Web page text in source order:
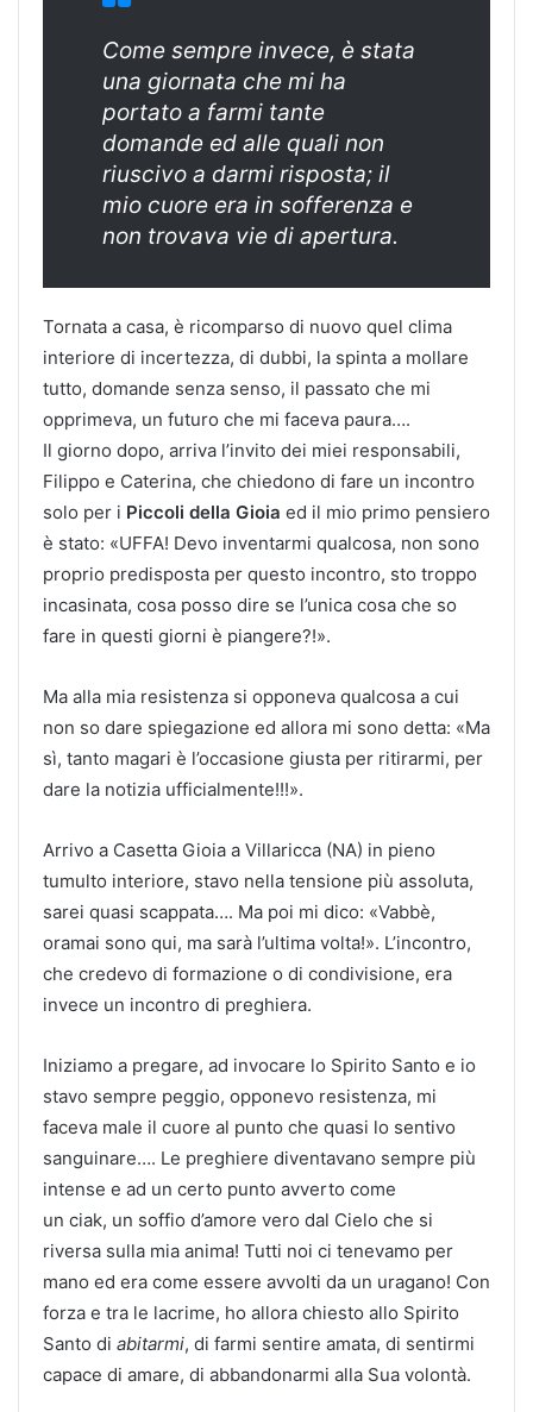
Come sempre invece, è stata
una giornata che mi ha
portato a farmi tante
domande ed alle quali non
riuscivo a darmi risposta; il
mio cuore era in sofferenza e
non trovava vie di apertura.
Tornata a casa, è ricomparso di nuovo quel clima
interiore di incertezza, di dubbi, la spinta a mollare
tutto, domande senza senso, il passato che mi
opprimeva, un futuro che mi faceva paura….
Il giorno dopo, arriva l’invito dei miei responsabili,
Filippo e Caterina, che chiedono di fare un incontro
solo per i Piccoli della Gioia ed il mio primo pensiero
è stato: «UFFA! Devo inventarmi qualcosa, non sono
proprio predisposta per questo incontro, sto troppo
incasinata, cosa posso dire se l’unica cosa che so
fare in questi giorni è piangere?!».
Ma alla mia resistenza si opponeva qualcosa a cui
non so dare spiegazione ed allora mi sono detta: «Ma
sì, tanto magari è l’occasione giusta per ritirarmi, per
dare la notizia ufficialmente!!!».
Arrivo a Casetta Gioia a Villaricca (NA) in pieno
tumulto interiore, stavo nella tensione più assoluta,
sarei quasi scappata…. Ma poi mi dico: «Vabbè,
oramai sono qui, ma sarà l’ultima volta!». L’incontro,
che credevo di formazione o di condivisione, era
invece un incontro di preghiera.
Iniziamo a pregare, ad invocare lo Spirito Santo e io
stavo sempre peggio, opponevo resistenza, mi
faceva male il cuore al punto che quasi lo sentivo
sanguinare…. Le preghiere diventavano sempre più
intense e ad un certo punto avverto come
un ciak, un soffio d’amore vero dal Cielo che si
riversa sulla mia anima! Tutti noi ci tenevamo per
mano ed era come essere avvolti da un uragano! Con
forza e tra le lacrime, ho allora chiesto allo Spirito
Santo di abitarmi, di farmi sentire amata, di sentirmi
capace di amare, di abbandonarmi alla Sua volontà.